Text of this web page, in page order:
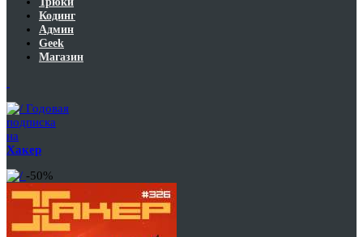
Кодинг
Админ
Geek
Магазин
Годовая
подписка
на
Хакер
-50%